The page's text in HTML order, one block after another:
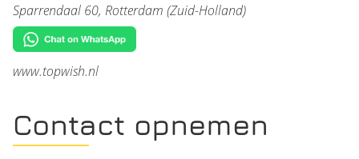
Sparrendaal 60, Rotterdam (Zuid-Holland)
www.topwish.nl
Contact opnemen